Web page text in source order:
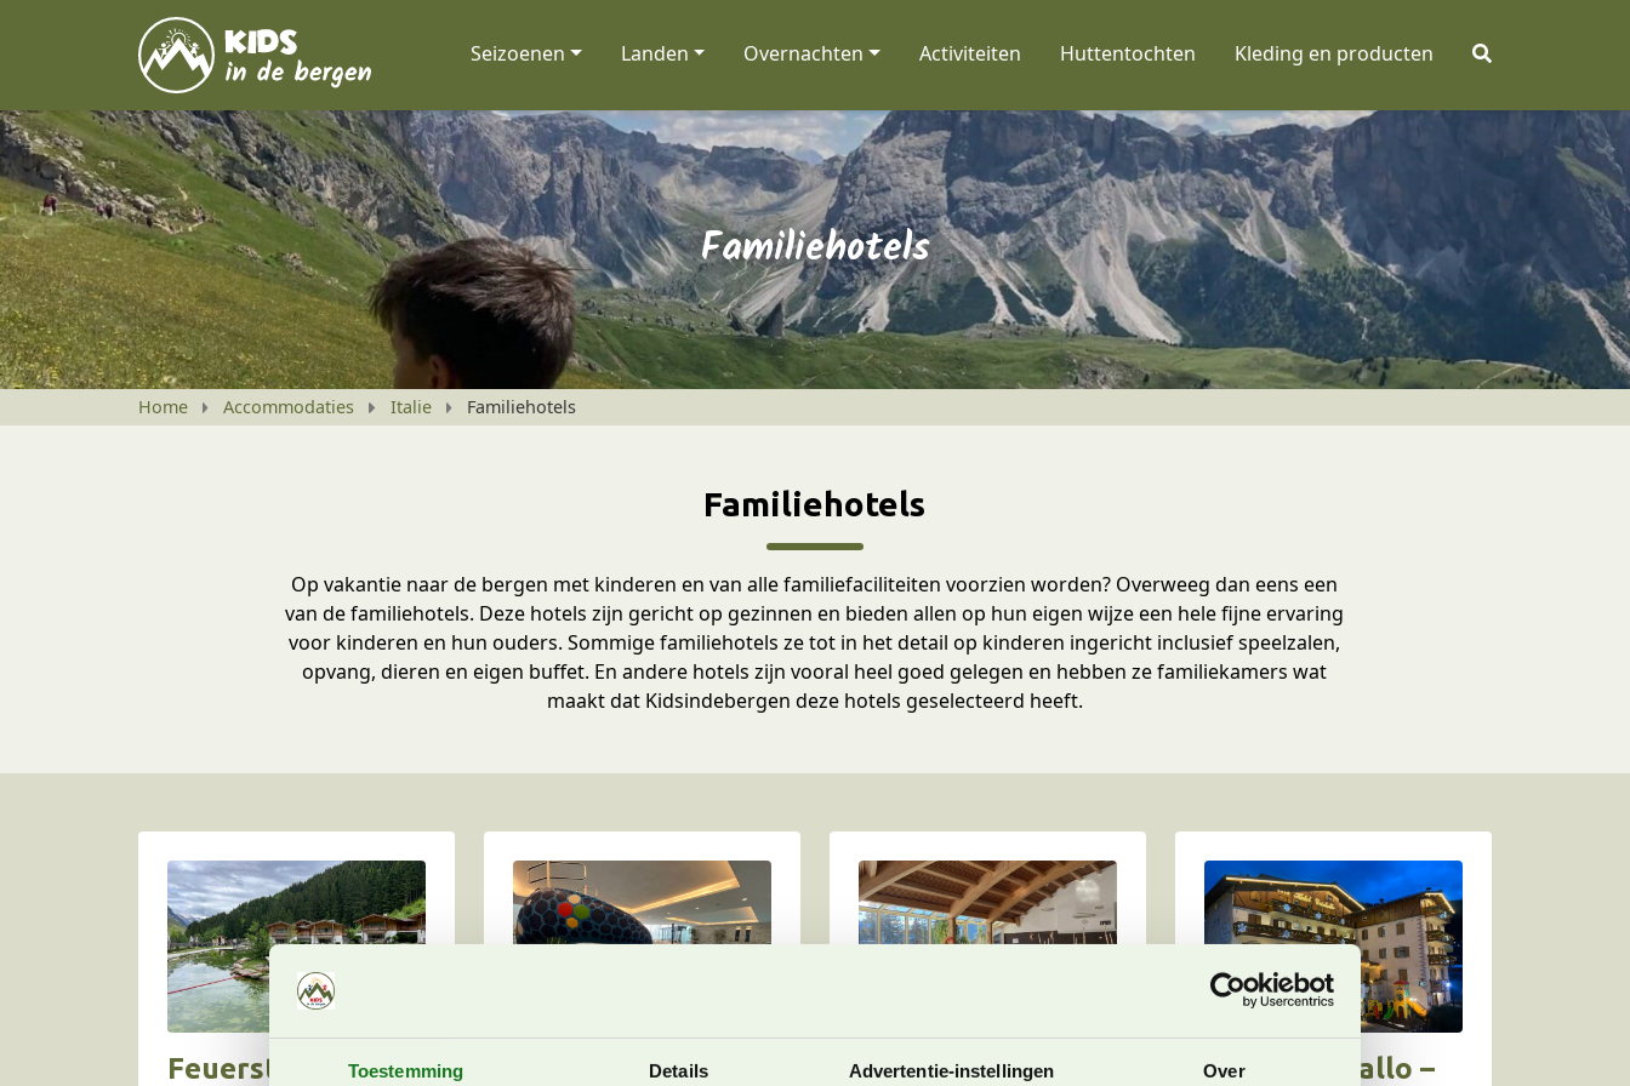
Toestemming Details Advertentie-instellingen Over
Seizoenen Landen Overnachten Activiteiten Huttentochten Kleding en producten
Familiehotels
Home Accommodaties Italie Familiehotels
Familiehotels
Op vakantie naar de bergen met kinderen en van alle familiefaciliteiten voorzien worden? Overweeg dan eens een
van de familiehotels. Deze hotels zijn gericht op gezinnen en bieden allen op hun eigen wijze een hele fijne ervaring
voor kinderen en hun ouders. Sommige familiehotels ze tot in het detail op kinderen ingericht inclusief speelzalen,
opvang, dieren en eigen buffet. En andere hotels zijn vooral heel goed gelegen en hebben ze familiekamers wat
maakt dat Kidsindebergen deze hotels geselecteerd heeft.
Feuerstein
Family Resort
Hotel Montana:
Hotel Cristallo –